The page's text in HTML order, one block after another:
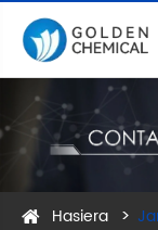
Hasiera